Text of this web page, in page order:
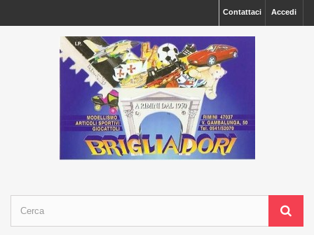
Accedi
Contattaci